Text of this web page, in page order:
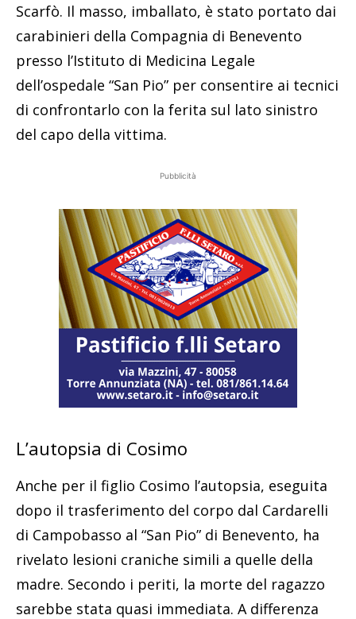
Scarfò. Il masso, imballato, è stato portato dai
carabinieri della Compagnia di Benevento
presso l’Istituto di Medicina Legale
dell’ospedale “San Pio” per consentire ai tecnici
di confrontarlo con la ferita sul lato sinistro
del capo della vittima.
Pubblicità
L’autopsia di Cosimo
Anche per il figlio Cosimo l’autopsia, eseguita
dopo il trasferimento del corpo dal Cardarelli
di Campobasso al “San Pio” di Benevento, ha
rivelato lesioni craniche simili a quelle della
madre. Secondo i periti, la morte del ragazzo
sarebbe stata quasi immediata. A differenza